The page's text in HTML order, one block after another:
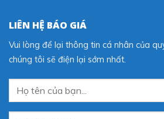
LIÊN HỆ BÁO GIÁ
Vui lòng để lại thông tin cá nhân của
chúng tôi sẽ điện lại sớm nhất.